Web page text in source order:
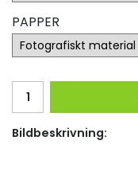
PAPPER
Bildbeskrivning: